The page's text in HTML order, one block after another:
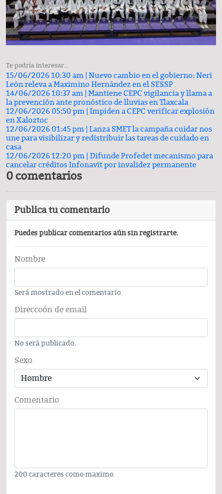
Te podría interesar...
15/06/2026 10:30 am | Nuevo cambio en el gobierno: Neri
León releva a Maximino Hernández en el SESSP
14/06/2026 10:37 am | Mantiene CEPC vigilancia y llama a
la prevención ante pronóstico de lluvias en Tlaxcala
12/06/2026 05:50 pm | Impiden a CEPC verificar explosión
en Xaloztoc
12/06/2026 01:45 pm | Lanza SMET la campaña cuidar nos
une para visibilizar y redistribuir las tareas de cuidado en
casa
12/06/2026 12:20 pm | Difunde Profedet mecanismo para
cancelar créditos Infonavit por invalidez permanente
0 comentarios
Publica tu comentario
Puedes publicar comentarios aún sin registrarte.
Nombre
Será mostrado en el comentario.
Direccoón de email
No será publicado.
Sexo
Comentario
200 caracteres como maximo.